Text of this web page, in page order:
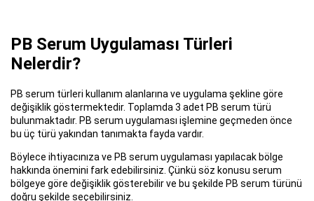
PB Serum Uygulaması Türleri
Nelerdir?
PB serum türleri kullanım alanlarına ve uygulama şekline göre
değişiklik göstermektedir. Toplamda 3 adet PB serum türü
bulunmaktadır. PB serum uygulaması işlemine geçmeden önce
bu üç türü yakından tanımakta fayda vardır.
Böylece ihtiyacınıza ve PB serum uygulaması yapılacak bölge
hakkında önemini fark edebilirsiniz. Çünkü söz konusu serum
bölgeye göre değişiklik gösterebilir ve bu şekilde PB serum türünü
doğru şekilde seçebilirsiniz.